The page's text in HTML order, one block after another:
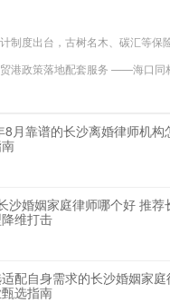
制度出台，古树名木、碳汇等保
港政策落地配套服务 ——海口同
8月靠谱的长沙离婚律师机构
沙婚姻家庭律师哪个好 推荐
维打击
配自身需求的长沙婚姻家
选指南